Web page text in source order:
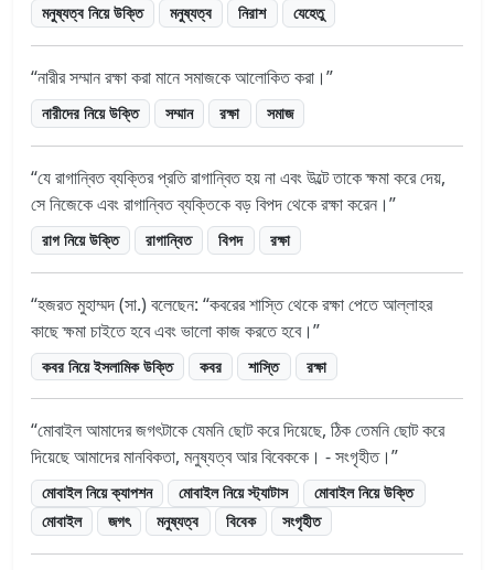
মনুষ্যত্ব নিয়ে উক্তি মনুষ্যত্ব নিরাশ যেহেতু
নারীর সম্মান রক্ষা করা মানে সমাজকে আলোকিত করা।
নারীদের নিয়ে উক্তি সম্মান রক্ষা সমাজ
যে রাগান্বিত ব্যক্তির প্রতি রাগান্বিত হয় না এবং উল্টে তাকে ক্ষমা করে দেয়,
সে নিজেকে এবং রাগান্বিত ব্যক্তিকে বড় বিপদ থেকে রক্ষা করেন।
রাগ নিয়ে উক্তি রাগান্বিত বিপদ রক্ষা
হজরত মুহাম্মদ (সা.) বলেছেন: “কবরের শাস্তি থেকে রক্ষা পেতে আল্লাহর
কাছে ক্ষমা চাইতে হবে এবং ভালো কাজ করতে হবে।
কবর নিয়ে ইসলামিক উক্তি কবর শাস্তি রক্ষা
মোবাইল আমাদের জগৎটাকে যেমনি ছোট করে দিয়েছে, ঠিক তেমনি ছোট করে
দিয়েছে আমাদের মানবিকতা, মনুষ্যত্ব আর বিবেককে। - সংগৃহীত।
মোবাইল নিয়ে ক্যাপশন মোবাইল নিয়ে স্ট্যাটাস
মোবাইল নিয়ে উক্তি
মোবাইল
জগৎ মনুষ্যত্ব বিবেক সংগৃহীত